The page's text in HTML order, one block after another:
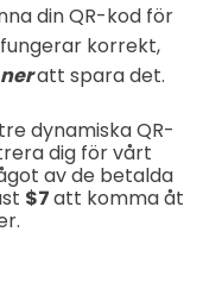
din QR-kod för
korrekt,
att spara det.
dynamiska QR-
dig för vårt
av de betalda
$7att komma åt